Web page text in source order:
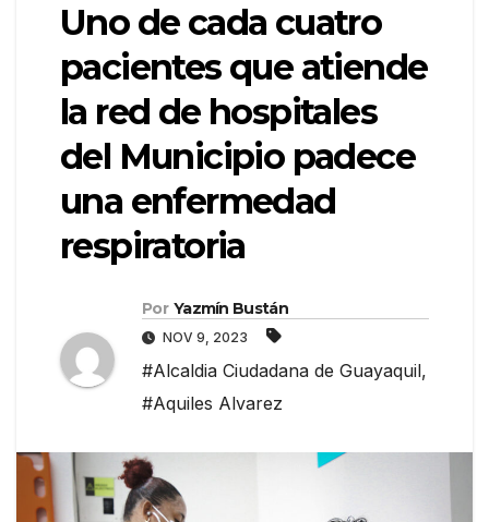
Uno de cada cuatro
pacientes que atiende
la red de hospitales
del Municipio padece
una enfermedad
respiratoria
Por Yazmín Bustán
NOV 9, 2023
#Alcaldia Ciudadana de Guayaquil,
#Aquiles Alvarez